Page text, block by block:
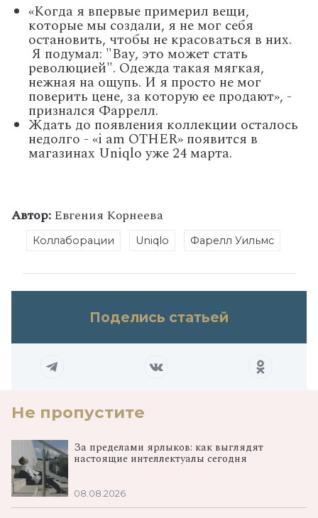
«Когда я впервые примерил вещи,
которые мы создали, я не мог себя
остановить, чтобы не красоваться в них.
Я подумал: "Вау, это может стать
революцией". Одежда такая мягкая,
нежная на ощупь. И я просто не мог
поверить цене, за которую ее продают», -
признался Фаррелл.
Ждать до появления коллекции осталось
недолго - «i am OTHER» появится в
магазинах Uniqlo уже 24 марта.
Автор:Евгения Корнеева
Коллаборации Uniqlo Фарелл Уильмс
Поделись статьей
Не пропустите
За пределами ярлыков: как выглядят
настоящие интеллектуалы сегодня
08.08.2026